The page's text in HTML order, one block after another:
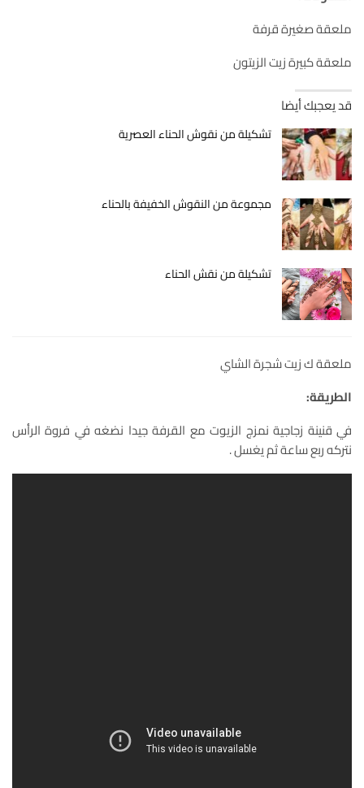
ملعقة صغيرة قرفة
ملعقة كبيرة زيت الزيتون
قد يعجبك أيضا
تشكيلة من نقوش الحناء العصرية
مجموعة من النقوش الخفيفة بالحناء
تشكيلة من نقش الحناء
ملعقة ك زيت شجرة الشاي
الطريقة:
في قنينة زجاجية نمزج الزيوت مع القرفة جيدا نضغه في فروة الرأس
نتركه ربع ساعة ثم يغسل .